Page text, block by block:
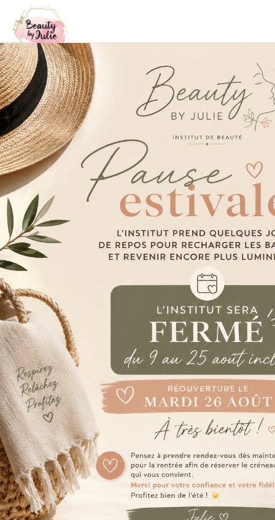
/Charte de qualité
Charte qualité
Beauty Ju lie
✦ Hygiè irr ép ch
Votre sécurité est notre priorité. Nous utilisons
uniquement du matériel à usage unique : cire non
recyclée, spatules jetables, désinfection rigoureuse
des cabines et du matériel. Un protocole strict pour
une hygiène garantie à chaque rendez-vous.
✦ Discr n, confort e t bien-êtr e
Votre moment beauté doit être une véritable
parenthèse de détente. Ambiance apaisante,
climatisation l’été, chauffage l’hiver, matelas
chauffants et couvertures douces : tout est pensé
pour votre confort et votre intimité.
✦ Un ta sé ie x
Nous mettons un point d’honneur à vous accueillir
avec professionnalisme et bienveillance. Notre
institut repose sur des valeurs de respect, d’écoute
et de confiance.
✦ Savoir-f a re et expertise
Avec plus de 24 ans d’expérience, nous vous
garantissons des soins sécurisés, adaptés à vos
besoins et une prise en charge totalement
personnalisée. Notre expertise est votre meilleur
allié beauté.
✦ Une é alifi é et fo rm